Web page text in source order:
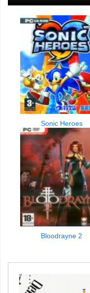
Sonic Heroes
Bloodrayne 2